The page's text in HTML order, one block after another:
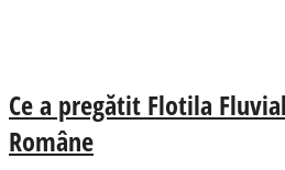
Ce a pregătit Flotila
Române